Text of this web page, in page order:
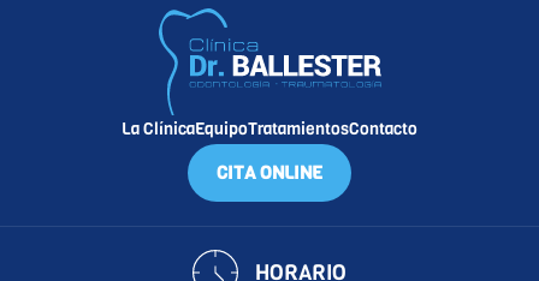
La ClínicaEquipoTratamientosContacto
CITA ONLINE
HORARIO